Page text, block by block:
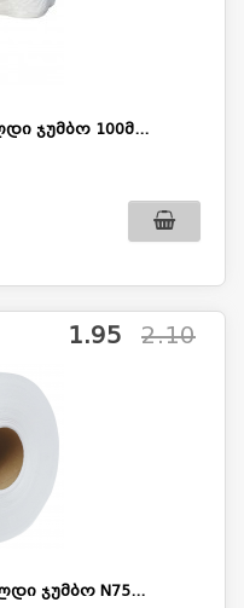
ჯუმბო 100მ...
1.95 2.10
ჯუმბო N75...